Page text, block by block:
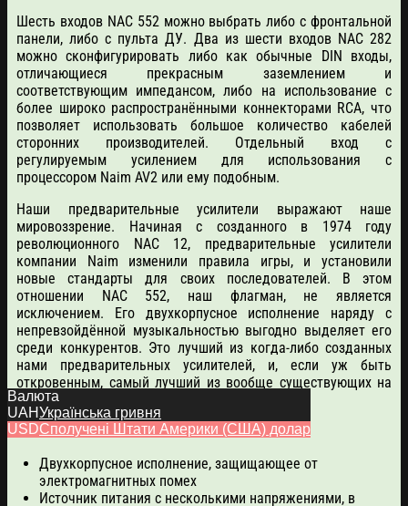
Шесть входов NAC 552 можно выбрать либо с фронтальной
панели, либо с пульта ДУ. Два из шести входов NAC 282
можно сконфигурировать либо как обычные DIN входы,
отличающиеся прекрасным заземлением и
соответствующим импедансом, либо на использование с
более широко распространёнными коннекторами RCA, что
позволяет использовать большое количество кабелей
сторонних производителей. Отдельный вход с
регулируемым усилением для использования с
процессором Naim AV2 или ему подобным.
Наши предварительные усилители выражают наше
мировоззрение. Начиная с созданного в 1974 году
революционного NAC 12, предварительные усилители
компании Naim изменили правила игры, и установили
новые стандарты для своих последователей. В этом
отношении NAC 552, наш флагман, не является
исключением. Его двухкорпусное исполнение наряду с
непревзойдённой музыкальностью выгодно выделяет его
среди конкурентов. Это лучший из когда-либо созданных
нами предварительных усилителей, и, если уж быть
откровенным, самый лучший из вообще существующих на
сегодня.
Особенности
Двухкорпусное исполнение, защищающее от
электромагнитных помех
Источник питания с несколькими напряжениями, в
Валюта
UAHУкраїнська гривня
USDСполучені Штати Америки (США) долар